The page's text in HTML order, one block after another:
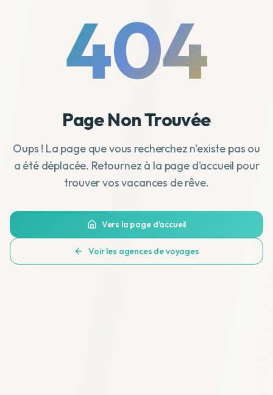
404
Page Non Trouvée
Oups ! La page que vous recherchez n'existe pas ou
a été déplacée. Retournez à la page d'accueil pour
trouver vos vacances de rêve.
Vers la page d'accueil
Voir les agences de voyages